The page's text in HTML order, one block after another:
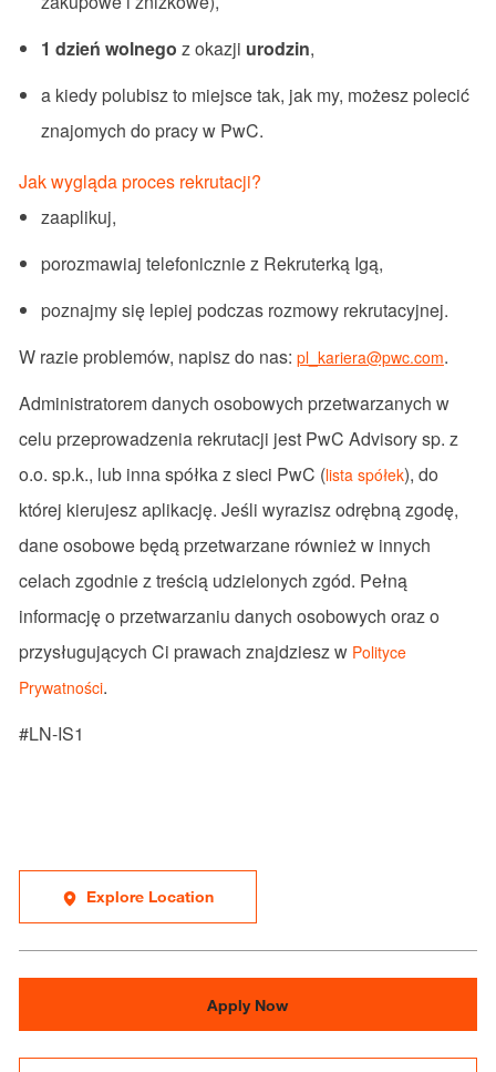
1 dzień wolnego z okazji urodzin,
a kiedy polubisz to miejsce tak, jak my, możesz polecić
znajomych do pracy w PwC.
Jak wygląda proces rekrutacji?
zaaplikuj,
porozmawiaj telefonicznie z Rekruterką Igą,
poznajmy się lepiej podczas rozmowy rekrutacyjnej.
W razie problemów, napisz do nas: pl_kariera@pwc.com.
Administratorem danych osobowych przetwarzanych w
celu przeprowadzenia rekrutacji jest PwC Advisory sp. z
o.o. sp.k., lub inna spółka z sieci PwC (lista spółek), do
której kierujesz aplikację. Jeśli wyrazisz odrębną zgodę,
dane osobowe będą przetwarzane również w innych
celach zgodnie z treścią udzielonych zgód. Pełną
informację o przetwarzaniu danych osobowych oraz o
przysługujących Ci prawach znajdziesz w Polityce
Prywatności.
#LN-IS1
Explore Location
Apply Now